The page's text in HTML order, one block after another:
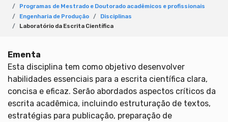
Programas de Mestrado e Doutorado acadêmicos e profissionais
Engenharia de Produção
Disciplinas
Laboratório da Escrita Científica
Ementa
Esta disciplina tem como objetivo desenvolver
habilidades essenciais para a escrita científica clara,
concisa e eficaz. Serão abordados aspectos críticos da
escrita acadêmica, incluindo estruturação de textos,
estratégias para publicação, preparação de